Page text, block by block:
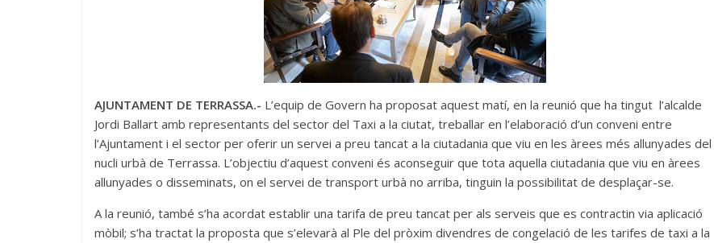
AJUNTAMENT DE TERRASSA.- L’equip de Govern ha proposat aquest matí, en la reunió que ha tingut l’alcalde
Jordi Ballart amb representants del sector del Taxi a la ciutat, treballar en l’elaboració d’un conveni entre
l’Ajuntament i el sector per oferir un servei a preu tancat a la ciutadania que viu en les àrees més allunyades del
nucli urbà de Terrassa. L’objectiu d’aquest conveni és aconseguir que tota aquella ciutadania que viu en àrees
allunyades o disseminats, on el servei de transport urbà no arriba, tinguin la possibilitat de desplaçar-se.
A la reunió, també s’ha acordat establir una tarifa de preu tancat per als serveis que es contractin via aplicació
mòbil; s’ha tractat la proposta que s’elevarà al Ple del pròxim divendres de congelació de les tarifes de taxi a la